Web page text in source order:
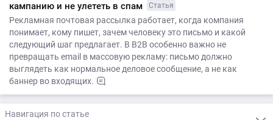
кампанию и не улететь в спам
Статья
Рекламная почтовая рассылка работает, когда компания
понимает, кому пишет, зачем человеку это письмо и какой
следующий шаг предлагает. В B2B особенно важно не
превращать email в массовую рекламу: письмо должно
выглядеть как нормальное деловое сообщение, а не как
баннер во входящих.
Навигация по статье